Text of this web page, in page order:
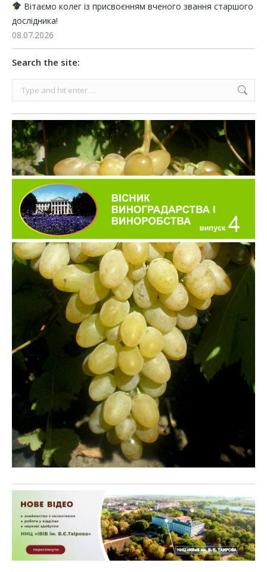
Вітаємо колег із присвоєнням вченого звання старшого
дослідника!
08.07.2026
Search the site: